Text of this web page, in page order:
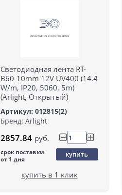
Светодиодная лента RT-
B60-10mm 12V UV400 (14.4
W/m, IP20, 5060, 5m)
(Arlight, Открытый)
Артикул: 012815(2)
Бренд: Arlight
2857.84 руб.
срок поставки
от 1 дня
купить
купить в 1 клик